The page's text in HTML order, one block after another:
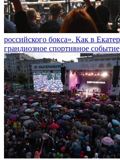
российского бокса». Как в
грандиозное спортивное событие